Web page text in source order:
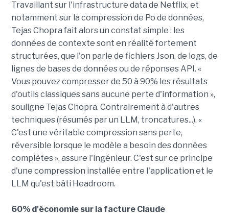
Travaillant sur l'infrastructure data de Netflix, et
notamment sur la compression de Po de données,
Tejas Chopra fait alors un constat simple : les
données de contexte sont en réalité fortement
structurées, que l'on parle de fichiers Json, de logs, de
lignes de bases de données ou de réponses API. «
Vous pouvez compresser de 50 à 90% les résultats
d'outils classiques sans aucune perte d'information »,
souligne Tejas Chopra. Contrairement à d'autres
techniques (résumés par un LLM, troncatures...). «
C'est une véritable compression sans perte,
réversible lorsque le modèle a besoin des données
complètes », assure l'ingénieur. C'est sur ce principe
d'une compression installée entre l'application et le
LLM qu'est bâti Headroom.
60% d'économie sur la facture Claude